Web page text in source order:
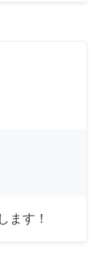
ます！